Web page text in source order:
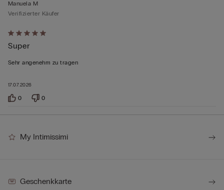
Mit
5
von
bewertet
17.07.2026
Manuela M
Verifizierter Käufer
Super
Sehr angenehm zu tragen
0 0
My Intimissimi
Geschenkkarte